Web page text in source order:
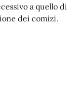
a quello di
dei comizi.